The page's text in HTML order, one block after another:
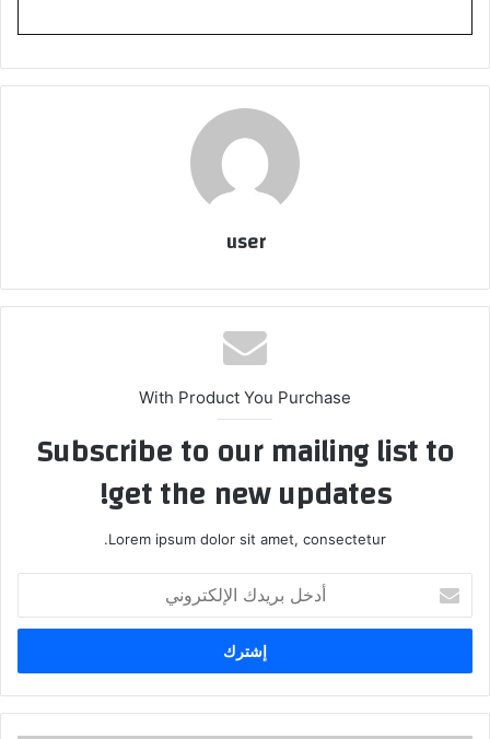
user
With Product You Purchase
Subscribe to our mailing list to
get the new updates!
Lorem ipsum dolor sit amet, consectetur.
بريدك
الإلكتروني